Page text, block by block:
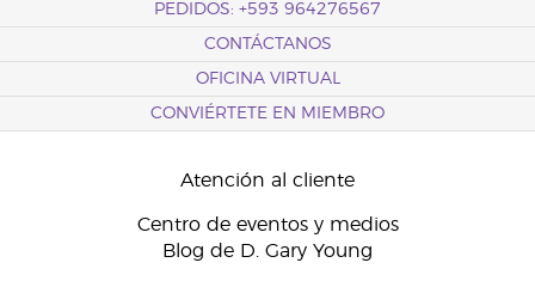
PEDIDOS: +593 964276567
CONTÁCTANOS
OFICINA VIRTUAL
CONVIÉRTETE EN MIEMBRO
Atención al cliente
Centro de eventos y medios
Blog de D. Gary Young